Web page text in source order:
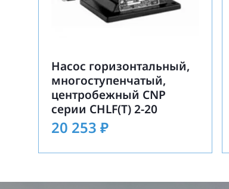
Насос горизонтальный,
многоступенчатый,
центробежный CNP
серии CHLF(T) 2-20
20 253 ₽